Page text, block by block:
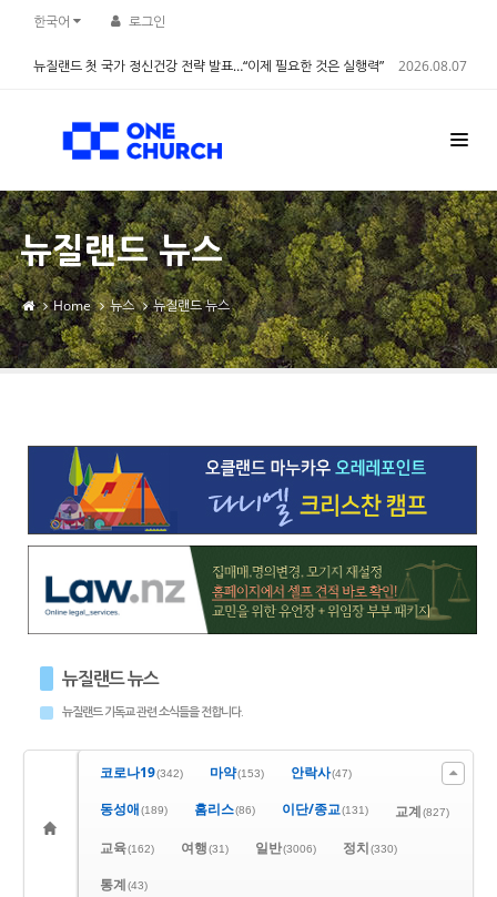
한국어 로그인
뉴질랜드 첫 국가 정신건강 전략 발표…“이제 필요한 것은 실행력” 2026.08.07
뉴질랜드 뉴스
Home 뉴스 뉴질랜드 뉴스
뉴질랜드 뉴스
뉴질랜드 기독교 관련 소식들을 전합니다.
코로나19(342) 마약(153) 안락사(47)
동성애(189) 홈리스(86) 이단/종교(131) 교계(827)
교육(162) 여행(31) 일반(3006) 정치(330)
통계(43)
Sketchbook5, 스케치북5